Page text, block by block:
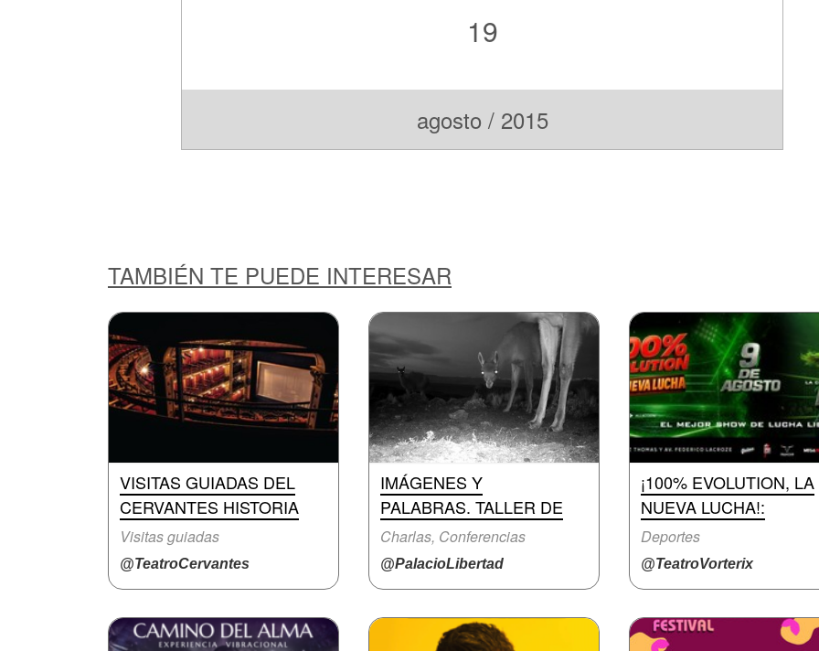
19
agosto / 2015
TAMBIÉN TE PUEDE INTERESAR
VISITAS GUIADAS DEL
CERVANTES HISTORIA
Visitas guiadas
@TeatroCervantes
IMÁGENES Y
PALABRAS. TALLER DE
Charlas, Conferencias
@PalacioLibertad
¡100% EVOLUTION, LA
NUEVA LUCHA!:
Deportes
@TeatroVorterix